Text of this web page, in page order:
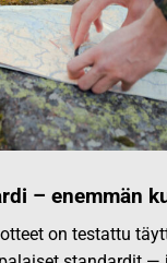
– enemmän
on testattu